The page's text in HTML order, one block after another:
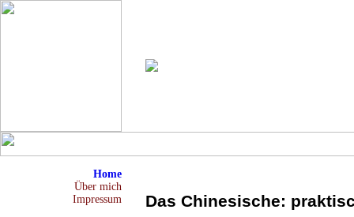
Home
Über mich
Impressum
Das Chinesische: